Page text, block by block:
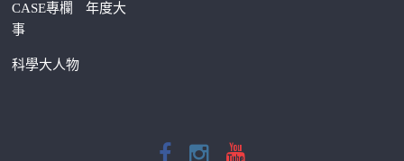
CASE專欄
年度大
事
科學大人物